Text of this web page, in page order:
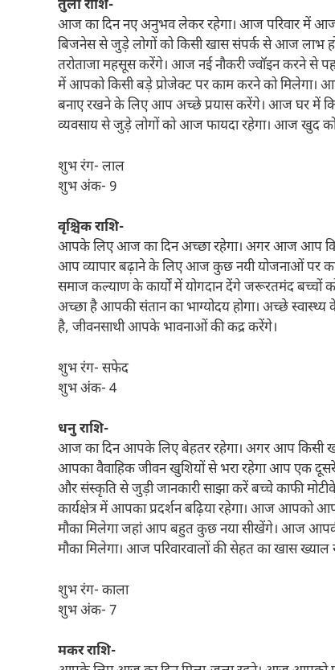
तुला राशि-
आज का दिन नए अनुभव लेकर रहेगा। आज परिवार में आज
बिजनेस से जुड़े लोगों को किसी खास संपर्क से आज लाभ
तरोताजा महसूस करेंगे। आज नई नौकरी ज्वॉइन करने
में आपको किसी बड़े प्रोजेक्ट पर काम करने को मिलेगा।
बनाए रखने के लिए आप अच्छे प्रयास करेंगे। आज घर में
व्यवसाय से जुड़े लोगों को आज फायदा रहेगा। आज खुद
शुभ रंग- लाल
शुभ अंक- 9
वृश्चिक राशि-
आपके लिए आज का दिन अच्छा रहेगा। अगर आज आप
आप व्यापार बढ़ाने के लिए आज कुछ नयी योजनाओं
समाज कल्याण के कार्यों में योगदान देंगे जरूरतमंद
अच्छा है आपकी संतान का भाग्योदय होगा। अच्छे
है, जीवनसाथी आपके भावनाओं की कद्र करेंगे।
शुभ रंग- सफेद
शुभ अंक- 4
धनु राशि-
आज का दिन आपके लिए बेहतर रहेगा। अगर आप किसी
आपका वैवाहिक जीवन खुशियों से भरा रहेगा आप एक
और संस्कृति से जुड़ी जानकारी साझा करें बच्चे काफी
कार्यक्षेत्र में आपका प्रदर्शन बढ़िया रहेगा। आज
मौका मिलेगा जहां आप बहुत कुछ नया सीखेंगे। आज
मौका मिलेगा। आज परिवारवालों की सेहत का खास ख्याल
शुभ रंग- काला
शुभ अंक- 7
मकर राशि-